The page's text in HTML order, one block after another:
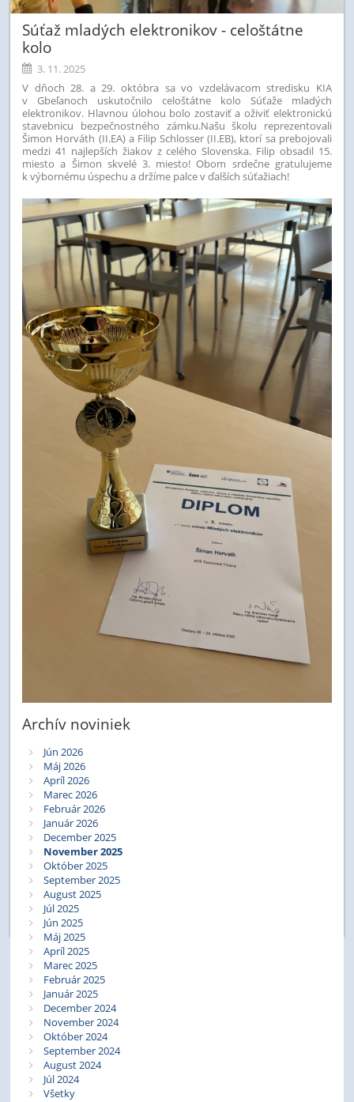
Súťaž mladých elektronikov - celoštátne
kolo
3. 11. 2025
V dňoch 28. a 29. októbra sa vo vzdelávacom stredisku KIA
v Gbeľanoch uskutočnilo celoštátne kolo Súťaže mladých
elektronikov. Hlavnou úlohou bolo zostaviť a oživiť elektronickú
stavebnicu bezpečnostného zámku.Našu školu reprezentovali
Šimon Horváth (II.EA) a Filip Schlosser (II.EB), ktorí sa prebojovali
medzi 41 najlepších žiakov z celého Slovenska. Filip obsadil 15.
miesto a Šimon skvelé 3. miesto!Obom srdečne gratulujeme
k výbornému úspechu a držíme palce v ďalších súťažiach!
Archív noviniek
Jún 2026
Máj 2026
Apríl 2026
Marec 2026
Február 2026
Január 2026
December 2025
November 2025
Október 2025
September 2025
August 2025
Júl 2025
Jún 2025
Máj 2025
Apríl 2025
Marec 2025
Február 2025
Január 2025
December 2024
November 2024
Október 2024
September 2024
August 2024
Júl 2024
Všetky